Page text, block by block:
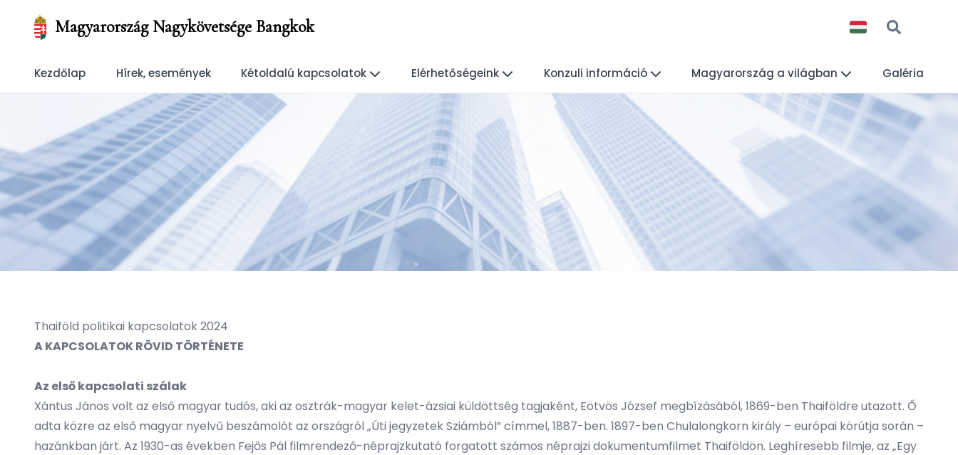
Magyarország Nagykövetsége Bangkok
Kezdőlap Hírek, események Kétoldalú kapcsolatok Elérhetőségeink Konzuli információ Magyarország a világban Galéria
Thaiföld politikai kapcsolatok 2024
A KAPCSOLATOK RÖVID TÖRTÉNETE
Az első kapcsolati szálak
Xántus János volt az első magyar tudós, aki az osztrák-magyar kelet-ázsiai küldöttség tagjaként, Eötvös József megbízásából, 1869-ben Thaiföldre utazott. Ő
adta közre az első magyar nyelvű beszámolót az országról „Úti jegyzetek Sziámból” címmel, 1887-ben. 1897-ben Chulalongkorn király – európai körútja során –
hazánkban járt. Az 1930-as években Fejős Pál filmrendező-néprajzkutató forgatott számos néprajzi dokumentumfilmet Thaiföldön. Leghíresebb filmje, az „Egy